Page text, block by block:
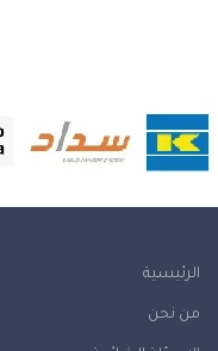
الرئيسية
من نحن